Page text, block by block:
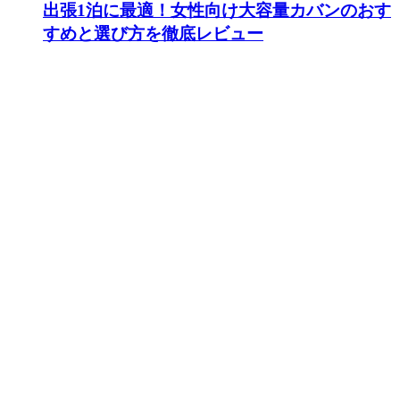
出張1泊に最適！女性向け大容量カバンのおす
すめと選び方を徹底レビュー